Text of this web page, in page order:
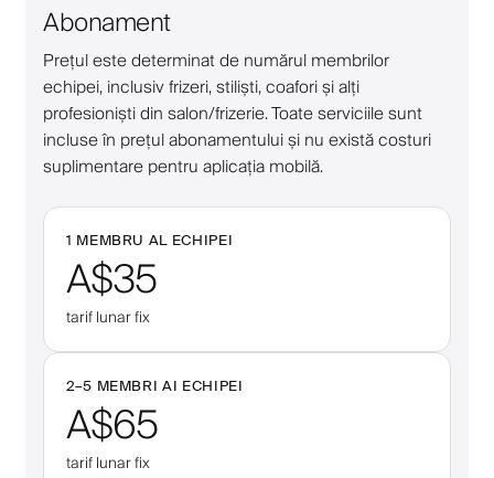
Abonament
Prețul este determinat de numărul membrilor
echipei, inclusiv frizeri, stiliști, coafori și alți
profesioniști din salon/frizerie. Toate serviciile sunt
incluse în prețul abonamentului și nu există costuri
suplimentare pentru aplicația mobilă.
1 MEMBRU AL ECHIPEI
A$35
tarif lunar fix
2–5 MEMBRI AI ECHIPEI
A$65
tarif lunar fix